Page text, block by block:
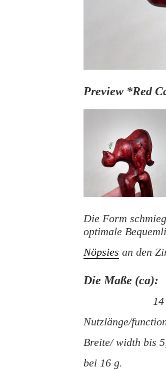
Preview *Red
Die Form
optimale
Nöpsies an den
Die Maße (ca):
Nutzlänge/
Breite/ width bis
bei 16 g.